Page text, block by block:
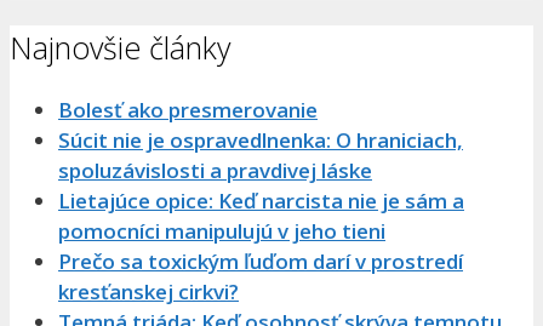
Najnovšie články
Bolesť ako presmerovanie
Súcit nie je ospravedlnenka: O hraniciach,
spoluzávislosti a pravdivej láske
Lietajúce opice: Keď narcista nie je sám a
pomocníci manipulujú v jeho tieni
Prečo sa toxickým ľuďom darí v prostredí
kresťanskej cirkvi?